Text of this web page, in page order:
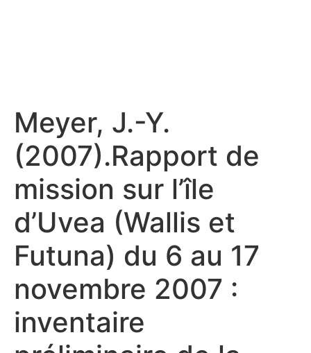
Meyer, J.-Y.
(2007).Rapport de
mission sur l’île
d’Uvea (Wallis et
Futuna) du 6 au 17
novembre 2007 :
inventaire